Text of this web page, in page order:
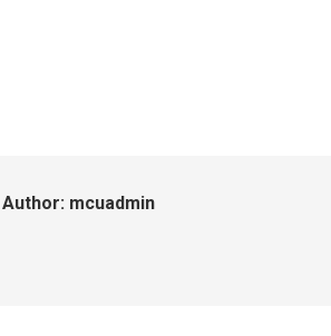
Author: mcuadmin